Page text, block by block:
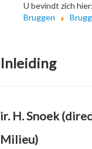
U bevindt zich hier:
Bruggen
Inleiding
ir. H. Snoek
Milieu)